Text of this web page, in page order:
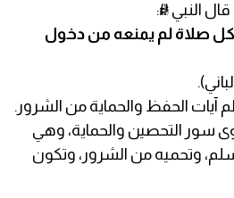
قال النبي ﷺ:
كل صلاة لم يمنعه من دخول
آيات الحفظ والحماية من الشرور.
سور التحصين والحماية، وهي
وتحميه من الشرور، وتكون